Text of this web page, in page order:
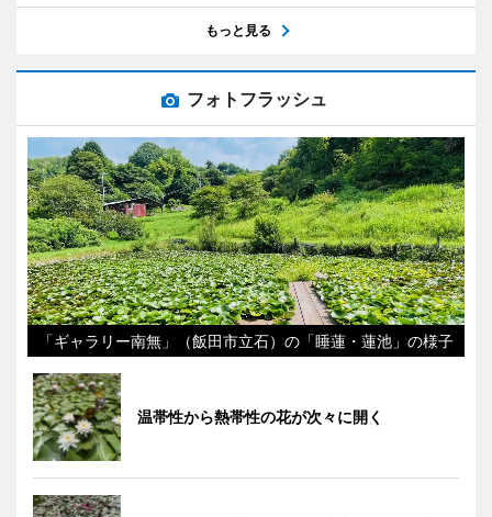
もっと見る
フォトフラッシュ
「ギャラリー南無」（飯田市立石）の「睡蓮・蓮池」の様子
温帯性から熱帯性の花が次々に開く